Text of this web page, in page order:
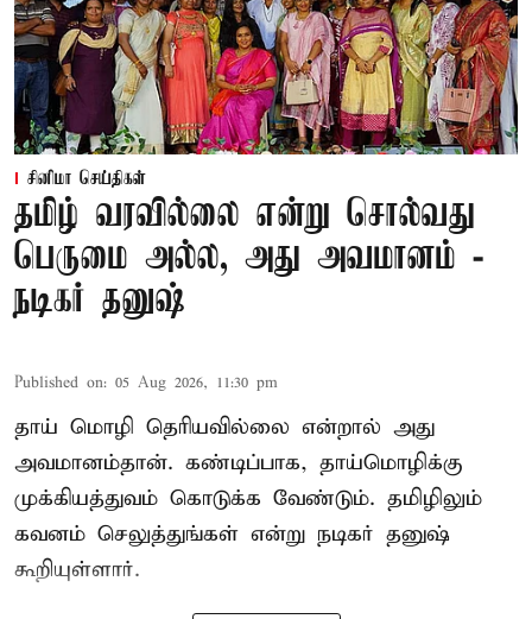
சினிமா செய்திகள்
தமிழ் வரவில்லை என்று சொல்வது
பெருமை அல்ல, அது அவமானம் -
நடிகர் தனுஷ்
Published on: 05 Aug 2026, 11:30 pm
தாய் மொழி தெரியவில்லை என்றால் அது
அவமானம்தான். கண்டிப்பாக, தாய்மொழிக்கு
முக்கியத்துவம் கொடுக்க வேண்டும். தமிழிலும்
கவனம் செலுத்துங்கள் என்று நடிகர் தனுஷ்
கூறியுள்ளார்.